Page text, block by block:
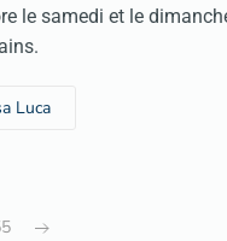
le samedi et le
Luca